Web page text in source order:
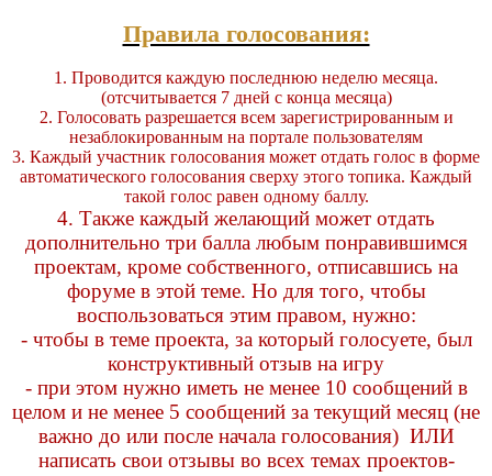
Правила голосования:
1. Проводится каждую последнюю неделю месяца.
(отсчитывается 7 дней с конца месяца)
2. Голосовать разрешается всем зарегистрированным и
незаблокированным на портале пользователям
3. Каждый участник голосования может отдать голос в форме
автоматического голосования сверху этого топика. Каждый
такой голос равен одному баллу.
4. Также каждый желающий может отдать
дополнительно три балла любым понравившимся
проектам, кроме собственного, отписавшись на
форуме в этой теме. Но для того, чтобы
воспользоваться этим правом, нужно:
- чтобы в теме проекта, за который голосуете, был
конструктивный отзыв на игру
- при этом нужно иметь не менее 10 сообщений в
целом и не менее 5 сообщений за текущий месяц (не
важно до или после начала голосования) ИЛИ
написать свои отзывы во всех темах проектов-